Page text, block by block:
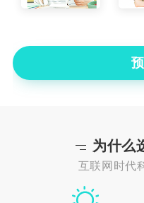
为什么
互联网时代